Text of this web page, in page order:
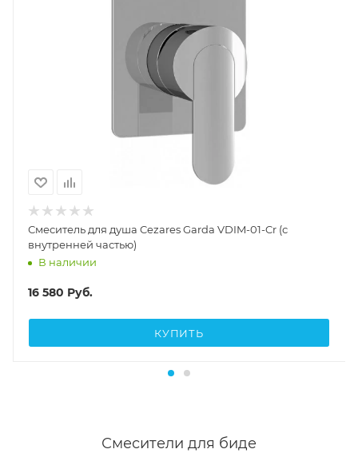
Смеситель для душа Cezares Garda VDIM-01-Cr (с
внутренней частью)
В наличии
16 580 Руб.
КУПИТЬ
Смесители для биде